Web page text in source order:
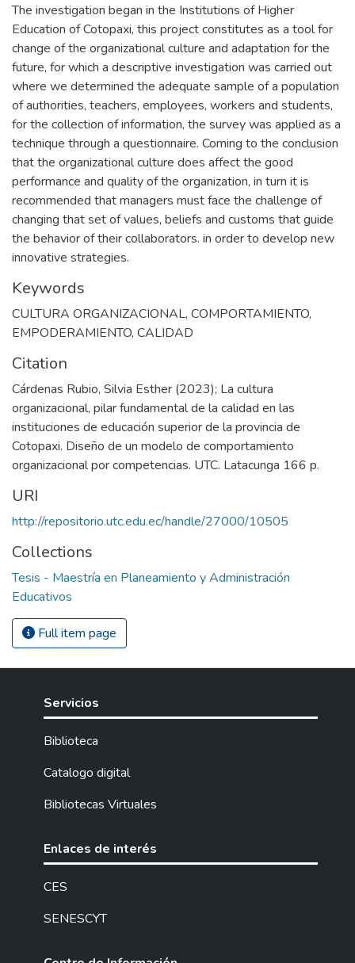
The investigation began in the Institutions of Higher
Education of Cotopaxi, this project constitutes as a tool for
change of the organizational culture and adaptation for the
future, for which a descriptive investigation was carried out
where we determined the adequate sample of a population
of authorities, teachers, employees, workers and students,
for the collection of information, the survey was applied as a
technique through a questionnaire. Coming to the conclusion
that the organizational culture does affect the good
performance and quality of the organization, in turn it is
recommended that managers must face the challenge of
changing that set of values, beliefs and customs that guide
the behavior of their collaborators. in order to develop new
innovative strategies.
Keywords
CULTURA ORGANIZACIONAL, COMPORTAMIENTO,
EMPODERAMIENTO, CALIDAD
Citation
Cárdenas Rubio, Silvia Esther (2023); La cultura
organizacional, pilar fundamental de la calidad en las
instituciones de educación superior de la provincia de
Cotopaxi. Diseño de un modelo de comportamiento
organizacional por competencias. UTC. Latacunga 166 p.
URI
http://repositorio.utc.edu.ec/handle/27000/10505
Collections
Tesis - Maestría en Planeamiento y Administración
Educativos
Full item page
Servicios
Biblioteca
Catalogo digital
Bibliotecas Virtuales
Enlaces de interés
CES
SENESCYT